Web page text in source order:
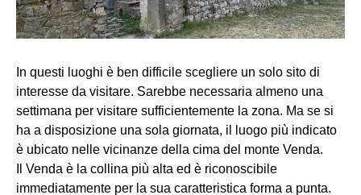
In questi luoghi è ben difficile scegliere un solo sito di
interesse da visitare. Sarebbe necessaria almeno una
settimana per visitare sufficientemente la zona. Ma se si
ha a disposizione una sola giornata, il luogo più indicato
è ubicato nelle vicinanze della cima del monte Venda.
Il Venda è la collina più alta ed è riconoscibile
immediatamente per la sua caratteristica forma a punta.